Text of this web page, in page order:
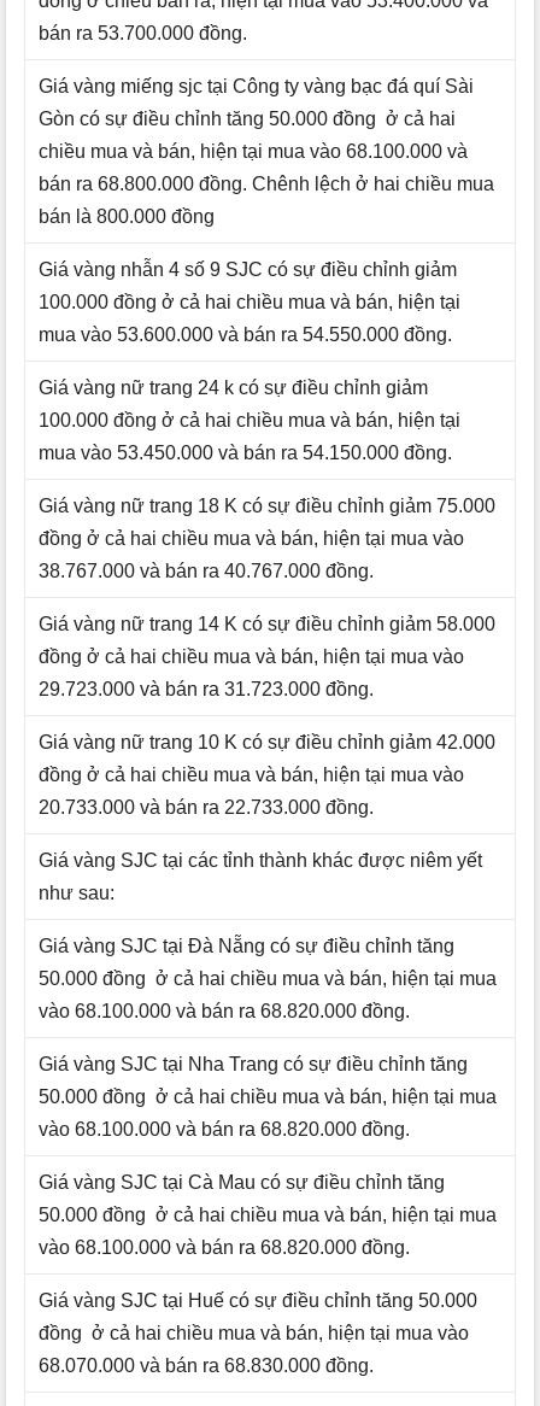
bán ra 53.700.000 đồng.
Giá vàng miếng sjc tại Công ty vàng bạc đá quí Sài
Gòn có sự điều chỉnh tăng 50.000 đồng ở cả hai
chiều mua và bán, hiện tại mua vào 68.100.000 và
bán ra 68.800.000 đồng. Chênh lệch ở hai chiều mua
bán là 800.000 đồng
Giá vàng nhẫn 4 số 9 SJC có sự điều chỉnh giảm
100.000 đồng ở cả hai chiều mua và bán, hiện tại
mua vào 53.600.000 và bán ra 54.550.000 đồng.
Giá vàng nữ trang 24 k có sự điều chỉnh giảm
100.000 đồng ở cả hai chiều mua và bán, hiện tại
mua vào 53.450.000 và bán ra 54.150.000 đồng.
Giá vàng nữ trang 18 K có sự điều chỉnh giảm 75.000
đồng ở cả hai chiều mua và bán, hiện tại mua vào
38.767.000 và bán ra 40.767.000 đồng.
Giá vàng nữ trang 14 K có sự điều chỉnh giảm 58.000
đồng ở cả hai chiều mua và bán, hiện tại mua vào
29.723.000 và bán ra 31.723.000 đồng.
Giá vàng nữ trang 10 K có sự điều chỉnh giảm 42.000
đồng ở cả hai chiều mua và bán, hiện tại mua vào
20.733.000 và bán ra 22.733.000 đồng.
Giá vàng SJC tại các tỉnh thành khác được niêm yết
như sau:
Giá vàng SJC tại Đà Nẵng có sự điều chỉnh tăng
50.000 đồng ở cả hai chiều mua và bán, hiện tại mua
vào 68.100.000 và bán ra 68.820.000 đồng.
Giá vàng SJC tại Nha Trang có sự điều chỉnh tăng
50.000 đồng ở cả hai chiều mua và bán, hiện tại mua
vào 68.100.000 và bán ra 68.820.000 đồng.
Giá vàng SJC tại Cà Mau có sự điều chỉnh tăng
50.000 đồng ở cả hai chiều mua và bán, hiện tại mua
vào 68.100.000 và bán ra 68.820.000 đồng.
Giá vàng SJC tại Huế có sự điều chỉnh tăng 50.000
đồng ở cả hai chiều mua và bán, hiện tại mua vào
68.070.000 và bán ra 68.830.000 đồng.